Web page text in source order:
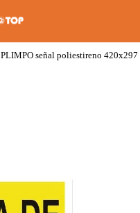
PLIMPO señal poliestireno 420x297